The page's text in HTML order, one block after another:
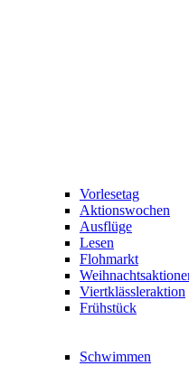
Vorlesetag
Aktionswochen
Ausflüge
Lesen
Flohmarkt
Viertklässleraktion
Frühstück
Schwimmen